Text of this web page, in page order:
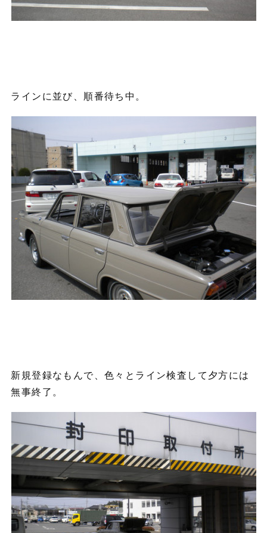
ラインに並び、順番待ち中。
新規登録なもんで、色々とライン検査して夕方には
無事終了。